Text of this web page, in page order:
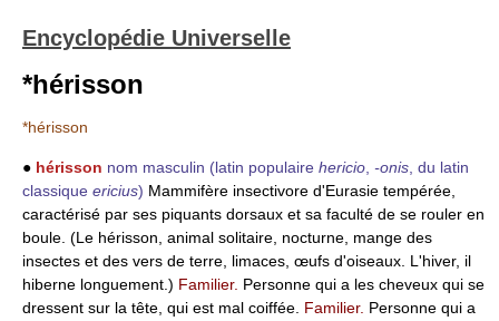
Encyclopédie Universelle
*hérisson
*hérisson
● hérisson nom masculin (latin populaire hericio -onis , du latin
classique ericius) Mammifère insectivore d'Eurasie tempérée,
caractérisé par ses piquants dorsaux et sa faculté de se rouler en
boule. (Le hérisson, animal solitaire, nocturne, mange des
insectes et des vers de terre, limaces, œufs d'oiseaux. L'hiver, il
hiberne longuement.) Familier. Personne qui a les cheveux qui se
dressent sur la tête, qui est mal coiffée. Familier. Personne qui a